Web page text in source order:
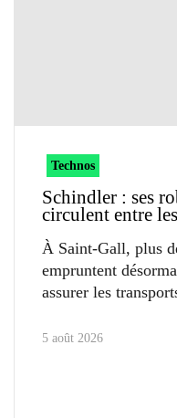
Technos
Schindler : ses
circulent entre
À Saint-Gall, plus
empruntent
assurer les
5 août 2026